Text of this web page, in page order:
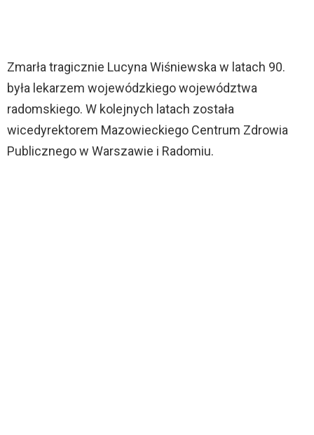
Zmarła tragicznie Lucyna Wiśniewska w latach 90.
była lekarzem wojewódzkiego województwa
radomskiego. W kolejnych latach została
wicedyrektorem Mazowieckiego Centrum Zdrowia
Publicznego w Warszawie i Radomiu.